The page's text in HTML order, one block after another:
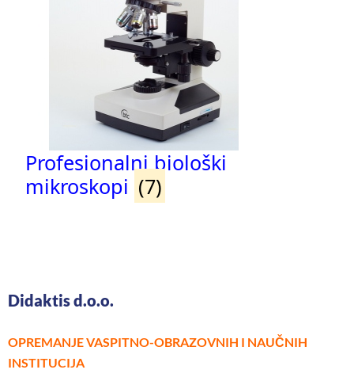
Profesionalni biološki
mikroskopi (7)
Didaktis d.o.o.
OPREMANJE VASPITNO-OBRAZOVNIH I NAUČNIH
INSTITUCIJA